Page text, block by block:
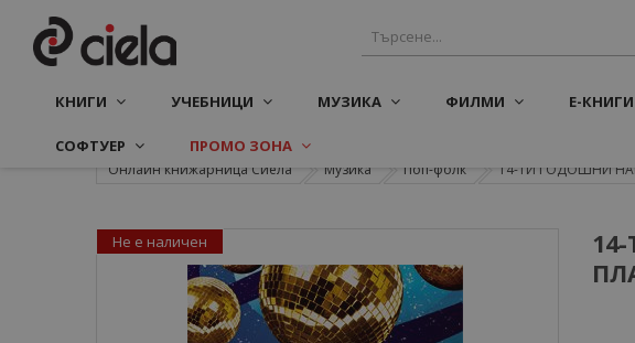
КНИГИ УЧЕБНИЦИ МУЗИКА ФИЛМИ Е-КНИГИ
СОФТУЕР ПРОМО ЗОНА
Онлайн книжарница Сиела Музика Поп-фолк 14-ТИ ГОДОШНИ
Не е наличен